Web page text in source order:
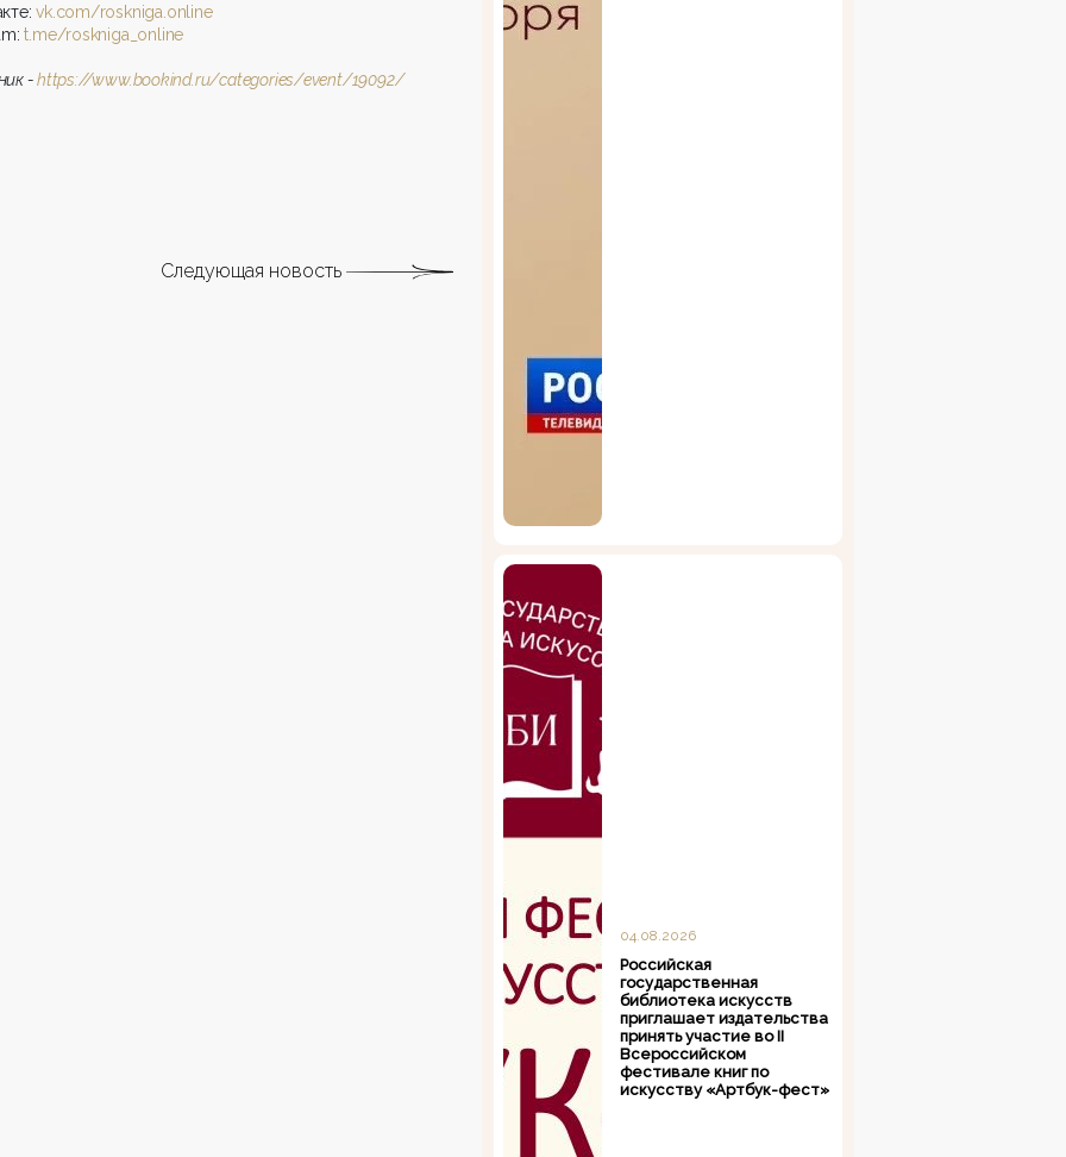
vk.com/roskniga.online
t.me/roskniga_online
-https://www.bookind.ru/categories/event/19092/
Следующая новость
04.08.2026
Российская
государственная
библиотека искусств
приглашает издательства
принять участие во II
Всероссийском
фестивале книг по
искусству «Артбук-фест»